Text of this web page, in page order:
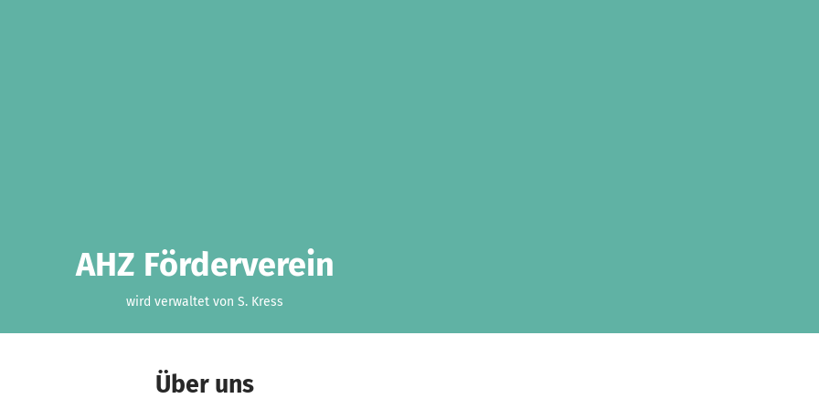
AHZ Förderverein
wird verwaltet von S. Kress
Über uns